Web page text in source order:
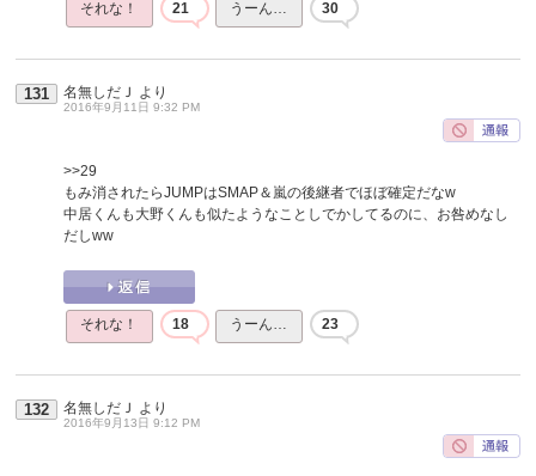
それな！ 21 うーん… 30
131 名無しだＪ より
2016年9月11日 9:32 PM
>>29
もみ消されたらJUMPはSMAP＆嵐の後継者でほぼ確定だなw
中居くんも大野くんも似たようなことしでかしてるのに、お咎めなし
だしww
それな！ 18 うーん… 23
132 名無しだＪ より
2016年9月13日 9:12 PM